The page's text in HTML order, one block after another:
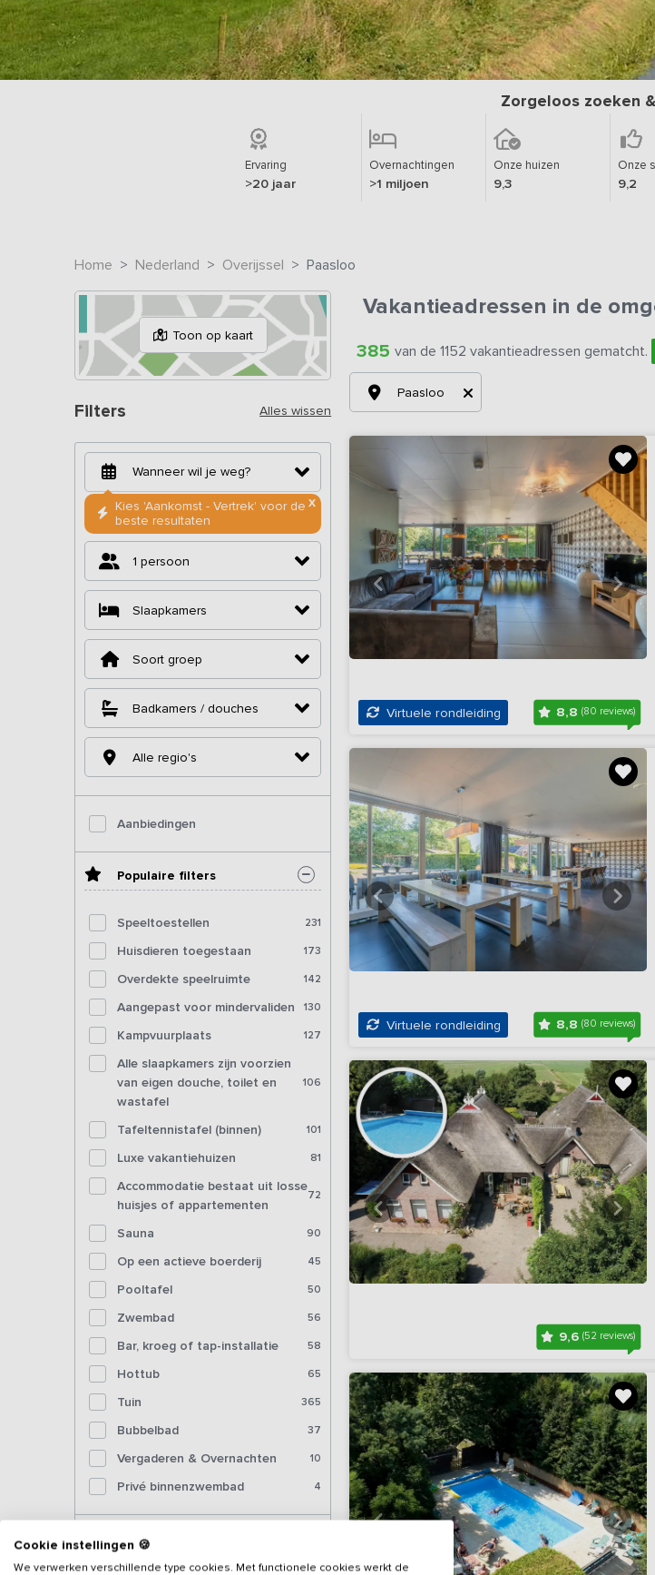
Zorgeloos zoeken
Ervaring
>20 jaar
Overnachtingen
>1 miljoen
Onze huizen
9,3
Onze
9,2
Home Nederland Overijssel Paasloo
Toon op kaart
Filters Alles wissen
X
Kies 'Aankomst - Vertrek' voor de
beste resultaten
1 persoon
Slaapkamers
Soort groep
Badkamers / douches
Alle regio's
Aanbiedingen
Populaire filters
Speeltoestellen 231
Huisdieren toegestaan 173
Overdekte speelruimte 142
Aangepast voor mindervaliden 130
Kampvuurplaats 127
Alle slaapkamers zijn voorzien
van eigen douche, toilet en
wastafel
106
Tafeltennistafel (binnen) 101
Luxe vakantiehuizen 81
Accommodatie bestaat uit losse
huisjes of appartementen
72
Sauna 90
Op een actieve boerderij 45
Pooltafel 50
Zwembad 56
Bar, kroeg of tap-installatie 58
Hottub 65
Tuin 365
Bubbelbad 37
Vergaderen & Overnachten 10
Privé binnenzwembad 4
Voorzieningen (binnen)
Vakantieadressen in de
385 van de 1152 vakantieadressen gematcht.
Paasloo
Virtuele rondleiding 8,8 (80 reviews)
Virtuele rondleiding 8,8 (80 reviews)
9,6(52 reviews)
Cookie instellingen 🍪
We verwerken verschillende type cookies. Met functionele cookies werkt de